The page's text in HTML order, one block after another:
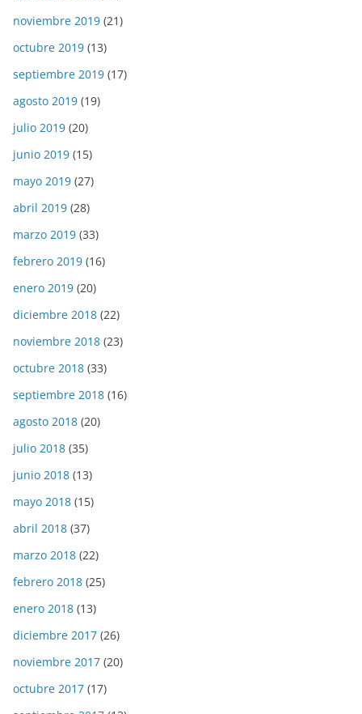
noviembre 2019 (21)
octubre 2019 (13)
septiembre 2019 (17)
agosto 2019 (19)
julio 2019 (20)
junio 2019 (15)
mayo 2019 (27)
abril 2019 (28)
marzo 2019 (33)
febrero 2019 (16)
enero 2019 (20)
diciembre 2018 (22)
noviembre 2018 (23)
octubre 2018 (33)
septiembre 2018 (16)
agosto 2018 (20)
julio 2018 (35)
junio 2018 (13)
mayo 2018 (15)
abril 2018 (37)
marzo 2018 (22)
febrero 2018 (25)
enero 2018 (13)
diciembre 2017 (26)
noviembre 2017 (20)
octubre 2017 (17)